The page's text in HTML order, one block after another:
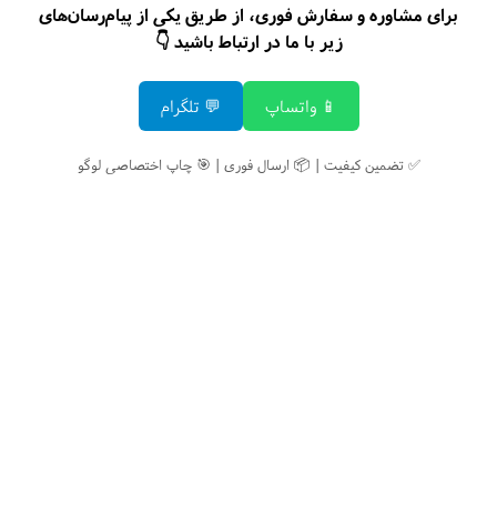
برای مشاوره و سفارش فوری، از طریق یکی از پیام‌رسان‌های
زیر با ما در ارتباط باشید 👇
📱 واتساپ 💬 تلگرام
✅ تضمین کیفیت | 📦 ارسال فوری | 🎯 چاپ اختصاصی لوگو